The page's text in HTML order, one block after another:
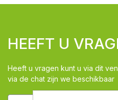
HEEFT U
Heeft u vragen kunt u via dit
via de chat zijn we beschikbaar